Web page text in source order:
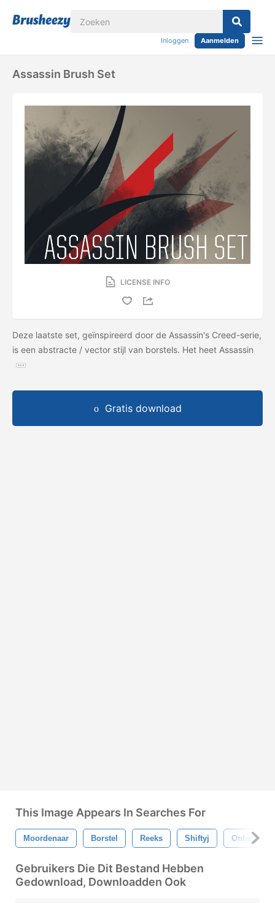
Inloggen Aanmelden
Assassin Brush Set
LICENSE INFO
Deze laatste set, geïnspireerd door de Assassin's Creed-serie,
is een abstracte / vector stijl van borstels. Het heet Assassin
Gratis download
This Image Appears In Searches For
Moordenaar Borstel Reeks Shiftyj
Gebruikers Die Dit Bestand Hebben
Gedownload, Downloadden Ook